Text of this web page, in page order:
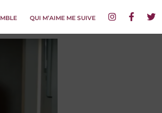
QUI M’AIME ME SUIVE